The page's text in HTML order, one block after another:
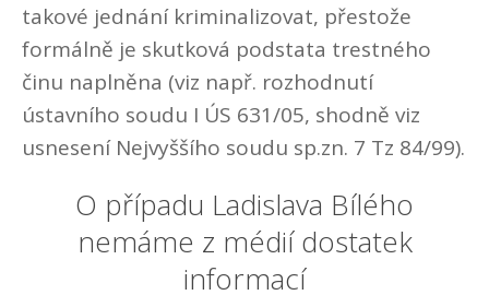
takové jednání kriminalizovat, přestože
formálně je skutková podstata trestného
činu naplněna (viz např. rozhodnutí
ústavního soudu I ÚS 631/05, shodně viz
usnesení Nejvyššího soudu sp.zn. 7 Tz 84/99).
O případu Ladislava Bílého
nemáme z médií dostatek
informací